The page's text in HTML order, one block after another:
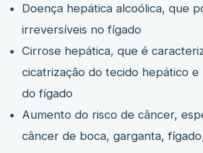
Doença hepática alcoólica, que
irreversíveis no fígado
Cirrose hepática, que é
cicatrização do tecido hepático
do fígado
Aumento do risco de câncer,
câncer de boca, garganta,